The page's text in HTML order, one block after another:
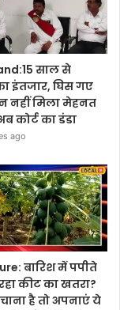
साल से
इंतजार, घिस गए
नहीं मिला मेहनत
कोर्ट का डंडा
ago
बारिश में पपीते
कीट का खतरा?
है तो अपनाएं ये